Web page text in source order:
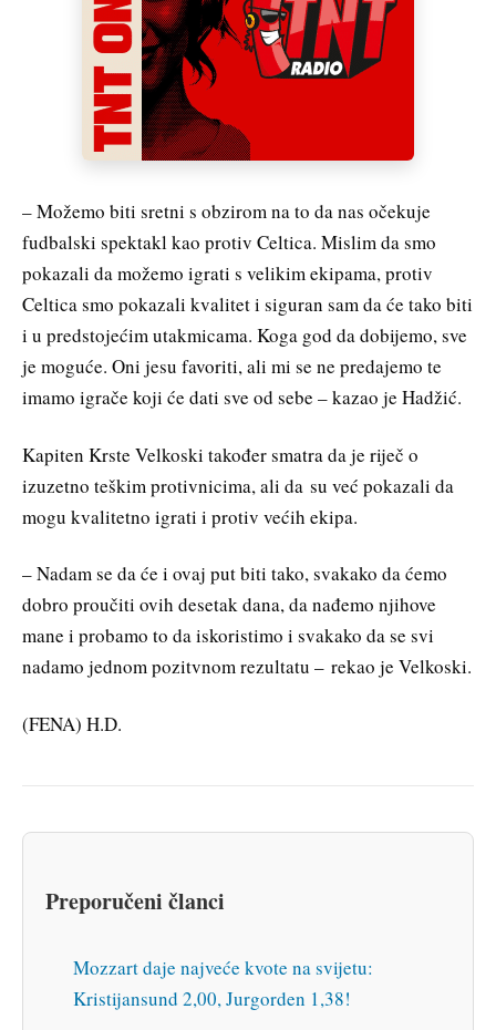
– Možemo biti sretni s obzirom na to da nas očekuje
fudbalski spektakl kao protiv Celtica. Mislim da smo
pokazali da možemo igrati s velikim ekipama, protiv
Celtica smo pokazali kvalitet i siguran sam da će tako biti
i u predstojećim utakmicama. Koga god da dobijemo, sve
je moguće. Oni jesu favoriti, ali mi se ne predajemo te
imamo igrače koji će dati sve od sebe – kazao je Hadžić.
Kapiten Krste Velkoski također smatra da je riječ o
izuzetno teškim protivnicima, ali da su već pokazali da
mogu kvalitetno igrati i protiv većih ekipa.
– Nadam se da će i ovaj put biti tako, svakako da ćemo
dobro proučiti ovih desetak dana, da nađemo njihove
mane i probamo to da iskoristimo i svakako da se svi
nadamo jednom pozitvnom rezultatu – rekao je Velkoski.
(FENA) H.D.
Preporučeni članci
Mozzart daje najveće kvote na svijetu:
Kristijansund 2,00, Jurgorden 1,38!